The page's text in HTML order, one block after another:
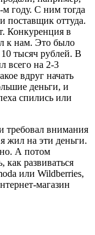
м году. С ним тогда
поставщик оттуда.
Конкуренция в
к нам. Это было
тысяч рублей. В
всего на 2-3
вдруг начать
деньги, и
спились или
требовал внимания
жил на эти деньги.
А потом
развиваться
или Wildberries,
магазин